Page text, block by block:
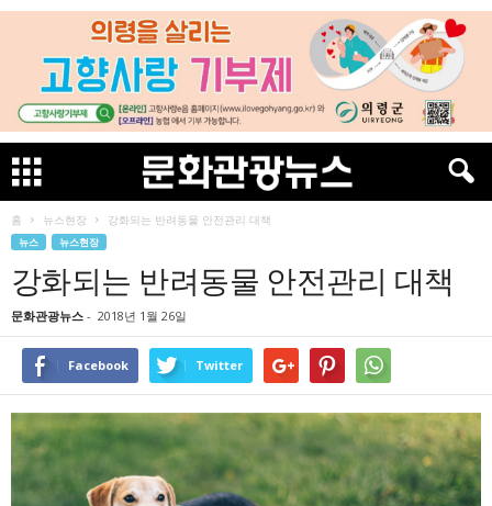
홈 뉴스현장 강화되는 반려동물 안전관리 대책
뉴스 뉴스현장
강화되는 반려동물 안전관리 대책
문화관광뉴스 - 2018년 1월 26일
Facebook Twitter